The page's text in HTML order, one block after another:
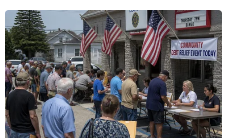
Yaya Toure trong ngày sinh nhật. Anh ấy chỉ
nhận được 1 chiếc bánh, trong khi sinh nhật
của Roberto Carlos, Chủ tịch Anzhi đã tặng hẳn
1 chiếc Bugatti"./.
(Vietnam+)